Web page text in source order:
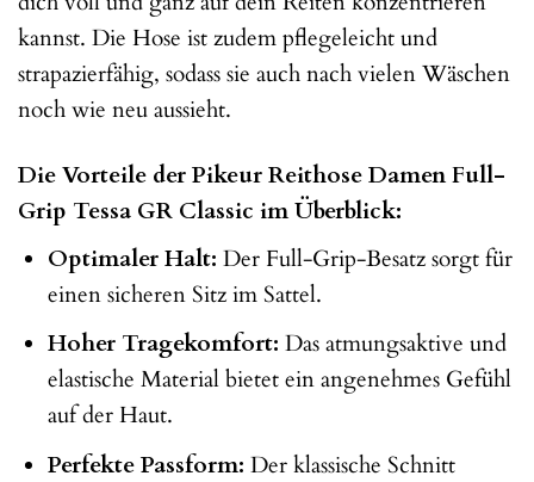
kannst. Die Hose ist zudem pflegeleicht und
strapazierfähig, sodass sie auch nach vielen Wäschen
noch wie neu aussieht.
Die Vorteile der Pikeur Reithose Damen Full-
Grip Tessa GR Classic im Überblick:
Optimaler Halt: Der Full-Grip-Besatz sorgt für
einen sicheren Sitz im Sattel.
Hoher Tragekomfort: Das atmungsaktive und
elastische Material bietet ein angenehmes Gefühl
auf der Haut.
Perfekte Passform: Der klassische Schnitt